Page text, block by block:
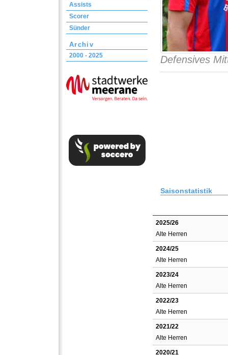
Assists
Scorer
Sünder
Archiv
2000 - 2025 Defensives
Saisonstatistik
2025/26
Alte Herren
2024/25
Alte Herren
2023/24
Alte Herren
2022/23
Alte Herren
2021/22
Alte Herren
2020/21